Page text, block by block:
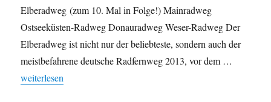
Elberadweg (zum 10. Mal in Folge!) Mainradweg
Ostseeküsten-Radweg Donauradweg Weser-Radweg Der
Elberadweg ist nicht nur der beliebteste, sondern auch der
meistbefahrene deutsche Radfernweg 2013, vor dem …
„Beliebtestes deutscher Radfernweg 2013? Der Elberadweg!“
weiterlesen